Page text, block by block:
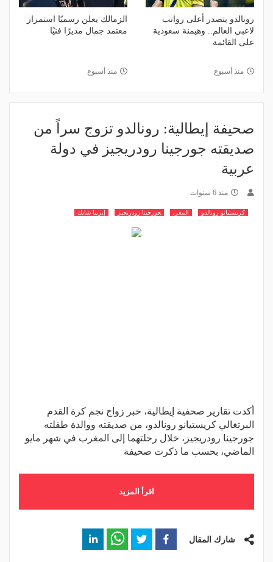
رونالدو يتصدر أعلى رواتب
لاعبي العالم.. وهيمنة سعودية
على القائمة
منذ أسبوع
الزمالك يعلن رسميًا استمرار
معتمد جمال مديرًا فنيًا
منذ أسبوع
صحيفة إيطالية: رونالدو تزوج سراً من
صديقته جورجينا رودريجيز في دولة
عربية
منذ 6 سنوات
كريستيانو رونالدو المغرب جورجينا رودريجيز إيرينا شايك
أكدت تقارير صحفية إيطالية، خبر زواج نجم كرة القدم
البرتغالي كريستيانو رونالدو، من صديقته ووالدة طفلته
جورجينا رودريجيز، خلال رحلتهما إلى المغرب في شهر مايو
الماضي، بحسب ما ذكرت صحيفة
اقرأ المزيد
شارك المقال